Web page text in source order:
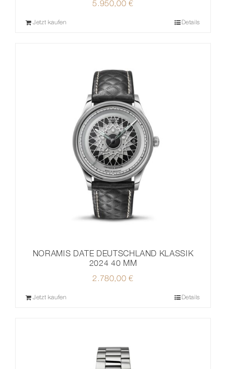
5.950,00€
Jetzt kaufen Details
NORAMIS DATE DEUTSCHLAND KLASSIK
2024 40 MM
2.780,00€
Jetzt kaufen Details